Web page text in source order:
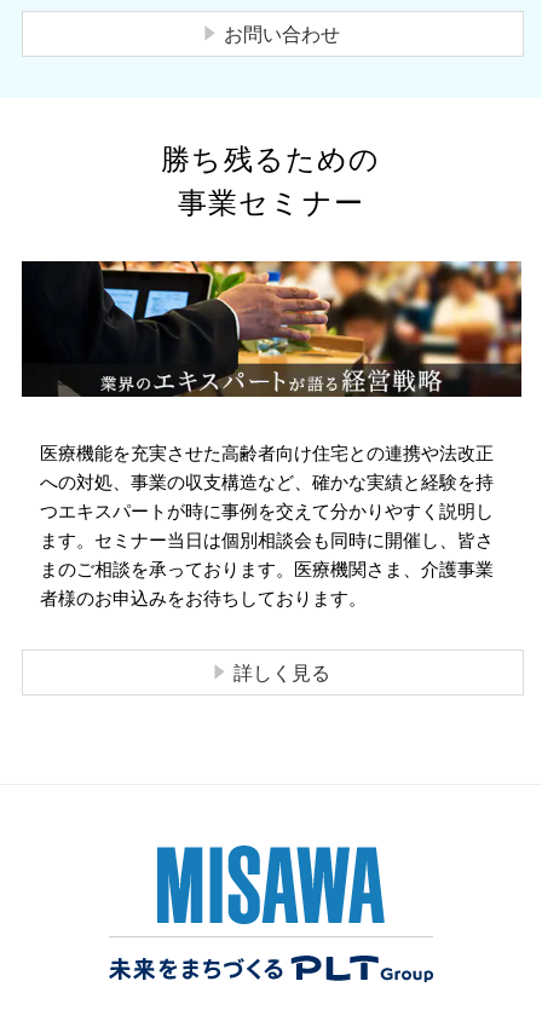
お問い合わせ
勝ち残るための
事業セミナー
医療機能を充実させた高齢者向け住宅との連携や法改正
への対処、 事業の収支構造など、確かな実績と経験を持
つエキスパートが時に事例を交えて分かりやすく説明し
ます。 セミナー当日は個別相談会も同時に開催し、皆さ
まのご相談を承っております。 医療機関さま、介護事業
者様のお申込みをお待ちしております。
詳しく見る